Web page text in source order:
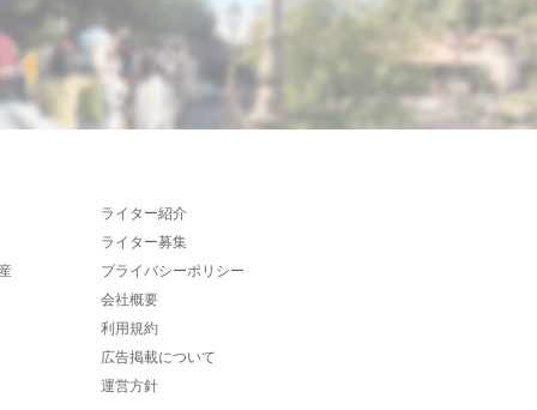
ライター紹介
ライター募集
プライバシーポリシー
会社概要
利用規約
広告掲載について
運営方針